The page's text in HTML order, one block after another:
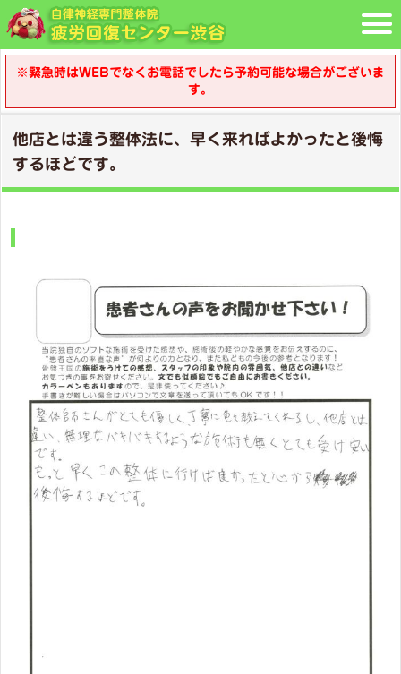
※緊急時はWEBでなくお電話でしたら予約可能な場合がございま
す。
他店とは違う整体法に、早く来ればよかったと後悔
するほどです。